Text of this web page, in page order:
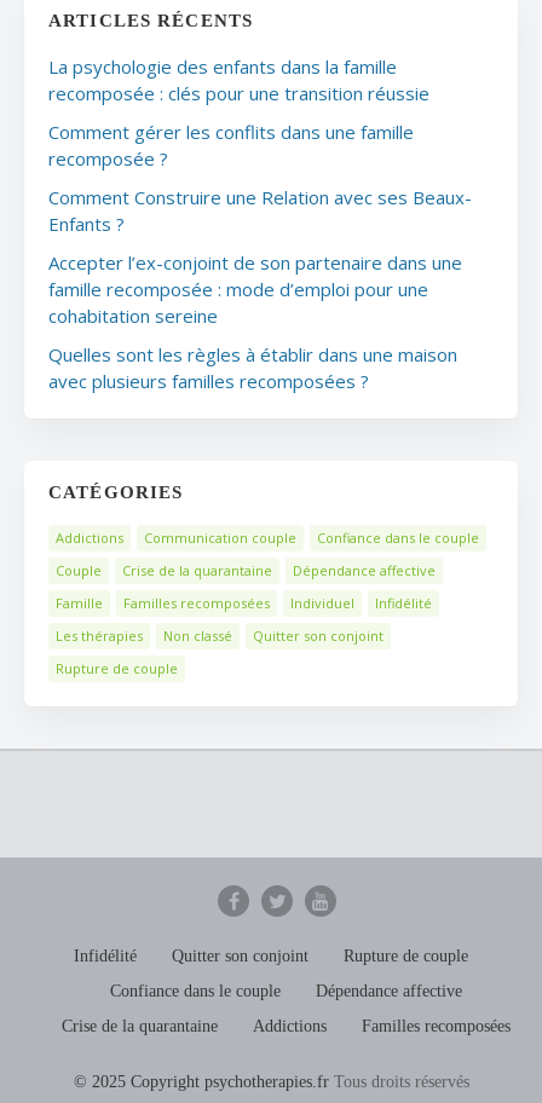
ARTICLES RÉCENTS
La psychologie des enfants dans la famille
recomposée : clés pour une transition réussie
Comment gérer les conflits dans une famille
recomposée ?
Comment Construire une Relation avec ses Beaux-
Enfants ?
Accepter l’ex-conjoint de son partenaire dans une
famille recomposée : mode d’emploi pour une
cohabitation sereine
Quelles sont les règles à établir dans une maison
avec plusieurs familles recomposées ?
CATÉGORIES
Addictions Communication couple
Confiance dans le couple
Couple
Crise de la quarantaine
Dépendance affective
Famille
Familles recomposées Individuel
Infidélité
Les thérapies
Non classé
Quitter son conjoint
Rupture de couple
Infidélité Quitter son conjoint
Rupture de couple
Confiance dans le couple
Dépendance affective
Crise de la quarantaine
Addictions Familles recomposées
© 2025 Copyright psychotherapies.frTous droits réservés